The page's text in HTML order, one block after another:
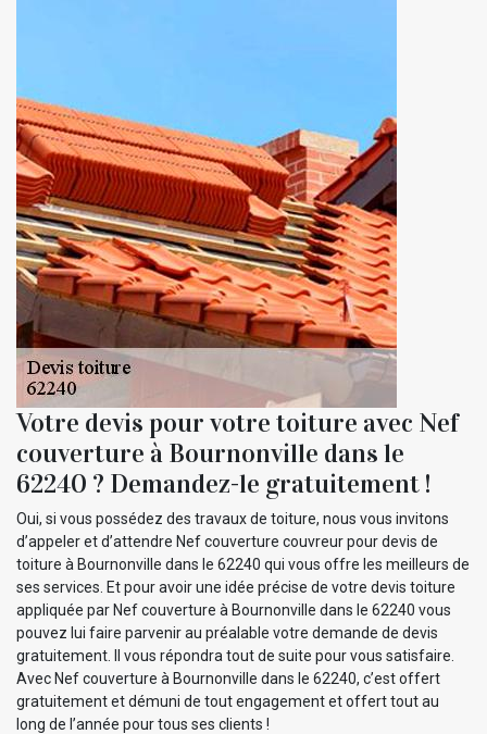
Votre devis pour votre toiture avec Nef
couverture à Bournonville dans le
62240 ? Demandez-le gratuitement !
Oui, si vous possédez des travaux de toiture, nous vous invitons
d’appeler et d’attendre Nef couverture couvreur pour devis de
toiture à Bournonville dans le 62240 qui vous offre les meilleurs de
ses services. Et pour avoir une idée précise de votre devis toiture
appliquée par Nef couverture à Bournonville dans le 62240 vous
pouvez lui faire parvenir au préalable votre demande de devis
gratuitement. Il vous répondra tout de suite pour vous satisfaire.
Avec Nef couverture à Bournonville dans le 62240, c’est offert
gratuitement et démuni de tout engagement et offert tout au
long de l’année pour tous ses clients !